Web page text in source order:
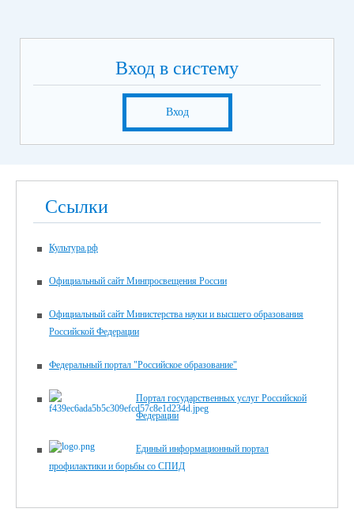
Вход в систему
Вход
Ссылки
Культура.рф
Официальный сайт Минпросвещения России
Официальный сайт Министерства науки и высшего образования
Российской Федерации
Федеральный портал "Российское образование"
Портал государственных услуг Российской
Федерации
Единый информационный портал
профилактики и борьбы со СПИД